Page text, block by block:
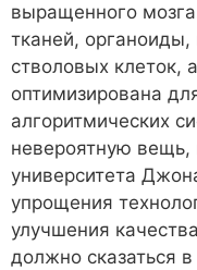
выращенного
тканей,
стволовых клеток,
оптимизирована
алгоритмических
невероятную вещь,
университета
упрощения
улучшения
должно сказаться